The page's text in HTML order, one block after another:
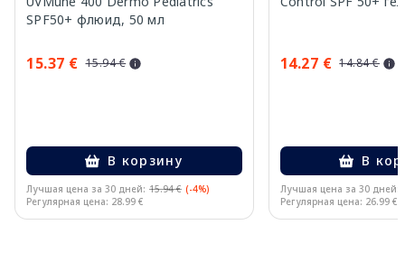
SPF50+ флюид, 50 мл
15.37 € 15.94 €
В корзину
Лучшая цена за 30 дней: 15.94 € (-4%)
Регулярная цена: 28.99 €
14.27 € 14.84 €
В
Лучшая цена за 30 дней:
Регулярная цена: 26.99 €